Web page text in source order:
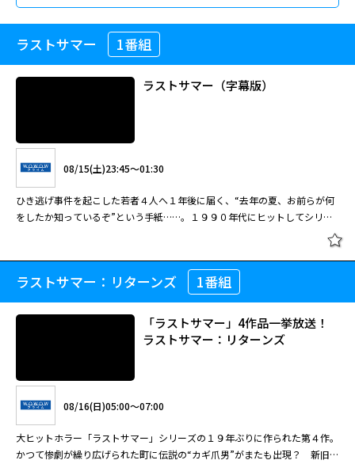
ステルス（吹替版）
闘機”が人類に宣戦布告！？ スピーディーな空中戦闘シーンを満載したコ
ンバットアクション巨編。
08/30(日)05:00～07:10
ンバットアクション巨編。 ステルスとは飛行機などをレーダーなどに感知
されにくくする技術だが、本作ではステルスである上に人工知能を搭載した
無人型戦闘機が登場。だが暴走し、皮肉にも人類の敵になる。米軍はこれを
倒せるのか。コクピット以外はほとんどＣＧだけで描かれたのが信じられな
いほど、ステルスの戦闘シーンは迫力満点だ。「Ｒａｙ／レイ」でアカデミ
閉じる
ラストサマー 1番組
ラストサマー（字幕版）
08/15(土)23:45～01:30
ひき逃げ事件を起こした若者４人へ１年後に届く、“去年の夏、お前らが何
をしたか知っているぞ”という手紙……。１９９０年代にヒットしてシリー
ラストサマー（字幕版）
をしたか知っているぞ”という手紙……。１９９０年代にヒットしてシリー
ズ化もされた青春ホラー。
ラストサマー：リターンズ 1番組
「ラストサマー」4作品一挙放送！
ラストサマー：リターンズ
08/16(日)05:00～07:00
大ヒットホラー「ラストサマー」シリーズの１９年ぶりに作られた第４作。
かつて惨劇が繰り広げられた町に伝説の“カギ爪男”がまたも出現？ 新旧の